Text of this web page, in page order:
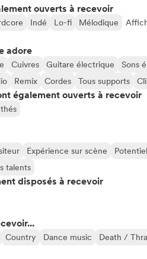
ouverts à recevoir
Indé Lo-fi Mélodique
adore
Cuivres Guitare électrique
Sons
Remix Cordes Tous supports
également ouverts à recevoir
Expérience sur scène
talents
disposés à recevoir
Country Dance music Death /